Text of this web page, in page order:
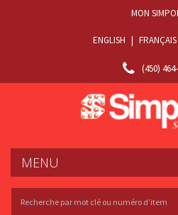
(450)
ENGLISH | FRANÇAIS
MON
MENU